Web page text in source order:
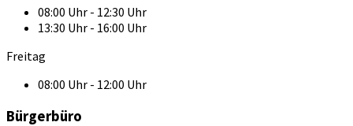
08:00 Uhr - 12:30 Uhr
13:30 Uhr - 16:00 Uhr
Freitag
08:00 Uhr - 12:00 Uhr
Bürgerbüro